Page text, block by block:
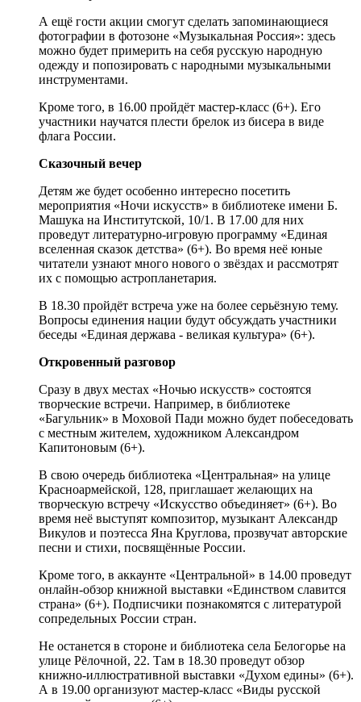
А ещё гости акции смогут сделать запоминающиеся
фотографии в фотозоне «Музыкальная Россия»: здесь
можно будет примерить на себя русскую народную
одежду и попозировать с народными музыкальными
инструментами.
Кроме того, в 16.00 пройдёт мастер-класс (6+). Его
участники научатся плести брелок из бисера в виде
флага России.
Сказочный вечер
Детям же будет особенно интересно посетить
мероприятия «Ночи искусств» в библиотеке имени Б.
Машука на Институтской, 10/1. В 17.00 для них
проведут литературно-игровую программу «Единая
вселенная сказок детства» (6+). Во время неё юные
читатели узнают много нового о звёздах и рассмотрят
их с помощью астропланетария.
В 18.30 пройдёт встреча уже на более серьёзную тему.
Вопросы единения нации будут обсуждать участники
беседы «Единая держава - великая культура» (6+).
Откровенный разговор
Сразу в двух местах «Ночью искусств» состоятся
творческие встречи. Например, в библиотеке
«Багульник» в Моховой Пади можно будет побеседовать
с местным жителем, художником Александром
Капитоновым (6+).
В свою очередь библиотека «Центральная» на улице
Красноармейской, 128, приглашает желающих на
творческую встречу «Искусство объединяет» (6+). Во
время неё выступят композитор, музыкант Александр
Викулов и поэтесса Яна Круглова, прозвучат авторские
песни и стихи, посвящённые России.
Кроме того, в аккаунте «Центральной» в 14.00 проведут
онлайн-обзор книжной выставки «Единством славится
страна» (6+). Подписчики познакомятся с литературой
сопредельных России стран.
Не останется в стороне и библиотека села Белогорье на
улице Рёлочной, 22. Там в 18.30 проведут обзор
книжно-иллюстративной выставки «Духом едины» (6+).
А в 19.00 организуют мастер-класс «Виды русской